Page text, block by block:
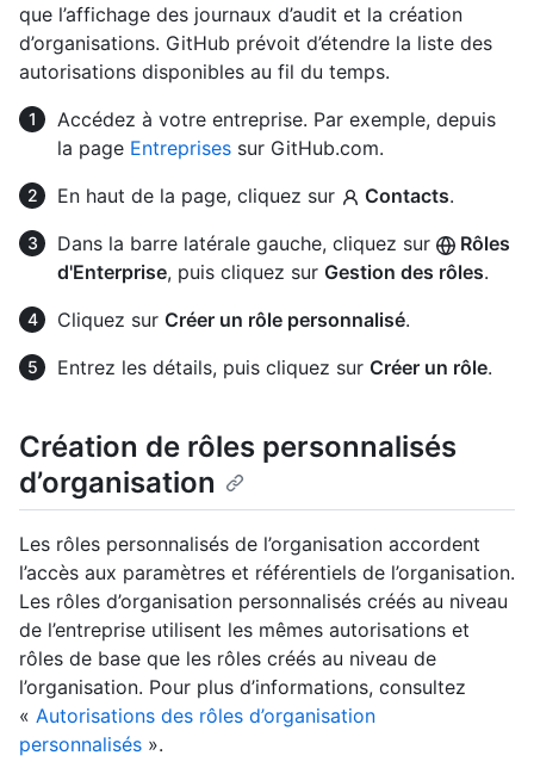
que l’affichage des journaux d’audit et la création
d’organisations. GitHub prévoit d’étendre la liste des
autorisations disponibles au fil du temps.
Accédez à votre entreprise. Par exemple, depuis
la page Entreprises sur GitHub.com.
En haut de la page, cliquez sur
Contacts.
Dans la barre latérale gauche, cliquez sur
Rôles
d'Enterprise, puis cliquez sur Gestion des rôles.
Cliquez sur Créer un rôle personnalisé.
Entrez les détails, puis cliquez sur Créer un rôle.
Création de rôles personnalisés
d’organisation
Les rôles personnalisés de l’organisation accordent
l’accès aux paramètres et référentiels de l’organisation.
Les rôles d’organisation personnalisés créés au niveau
de l’entreprise utilisent les mêmes autorisations et
rôles de base que les rôles créés au niveau de
l’organisation. Pour plus d’informations, consultez
« Autorisations des rôles d’organisation
personnalisés ».